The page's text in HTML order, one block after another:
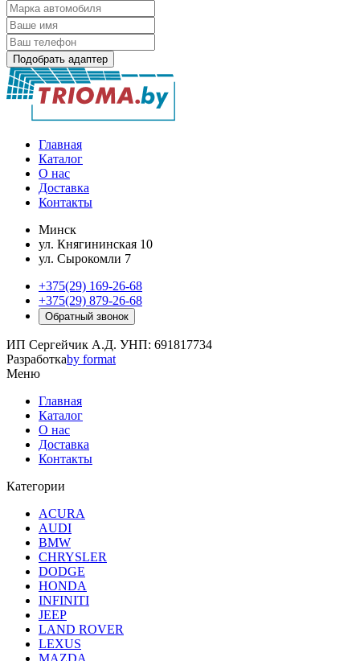
Подобрать адаптер
Главная
Каталог
О нас
Доставка
Контакты
Минск
ул. Княгининская 10
ул. Сырокомли 7
+375(29) 169-26-68
+375(29) 879-26-68
Обратный звонок
ИП Сергейчик А.Д. УНП: 691817734
Разработкаby format
Меню
Главная
Каталог
О нас
Доставка
Контакты
Категории
ACURA
AUDI
BMW
CHRYSLER
DODGE
HONDA
INFINITI
JEEP
LAND ROVER
LEXUS
MAZDA